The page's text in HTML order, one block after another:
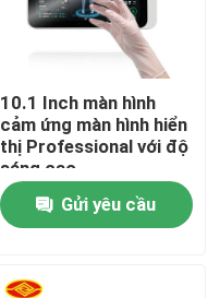
10.1 Inch màn hình
cảm ứng màn hình hiển
thị Professional với độ
sáng cao
Gửi yêu cầu